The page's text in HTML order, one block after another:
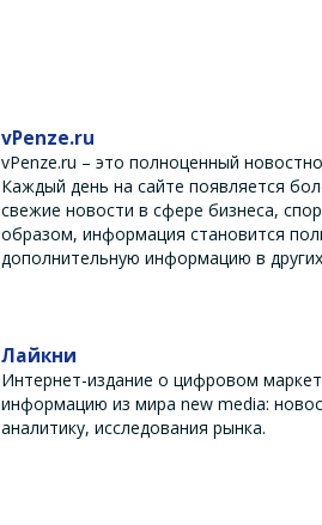
vPenze.ru
vPenze.ru – это полноценный
Каждый день на сайте появляется
свежие новости в сфере бизнеса,
образом, информация становится
дополнительную информацию в
Лайкни
Интернет-издание о цифровом
информацию из мира new media:
аналитику, исследования рынка.